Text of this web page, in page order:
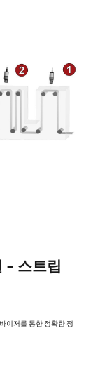
- 스트립
이저를 통한 정확한 정